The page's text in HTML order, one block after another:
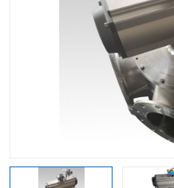
粉体分路阀